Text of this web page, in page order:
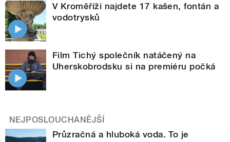
V Kroměříži najdete 17 kašen, fontán a
vodotrysků
Film Tichý společník natáčený na
Uherskobrodsku si na premiéru počká
NEJPOSLOUCHANĚJŠÍ
Průzračná a hluboká voda. To je